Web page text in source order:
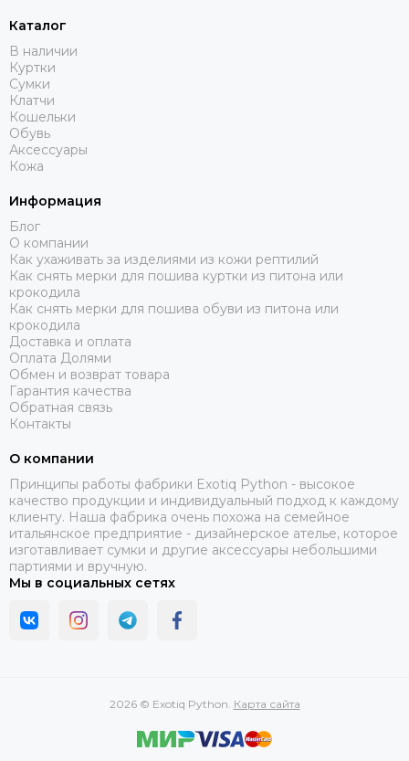
Каталог
В наличии
Куртки
Сумки
Клатчи
Кошельки
Обувь
Аксессуары
Кожа
Информация
Блог
О компании
Как ухаживать за изделиями из кожи рептилий
Как снять мерки для пошива куртки из питона или
крокодила
Как снять мерки для пошива обуви из питона или
крокодила
Доставка и оплата
Оплата Долями
Обмен и возврат товара
Гарантия качества
Обратная связь
Контакты
О компании
Принципы работы фабрики Exotiq Python - высокое
качество продукции и индивидуальный подход к каждому
клиенту. Наша фабрика очень похожа на семейное
итальянское предприятие - дизайнерское ателье, которое
изготавливает сумки и другие аксессуары небольшими
партиями и вручную.
Мы в социальных сетях
2026 © Exotiq Python. Карта сайта